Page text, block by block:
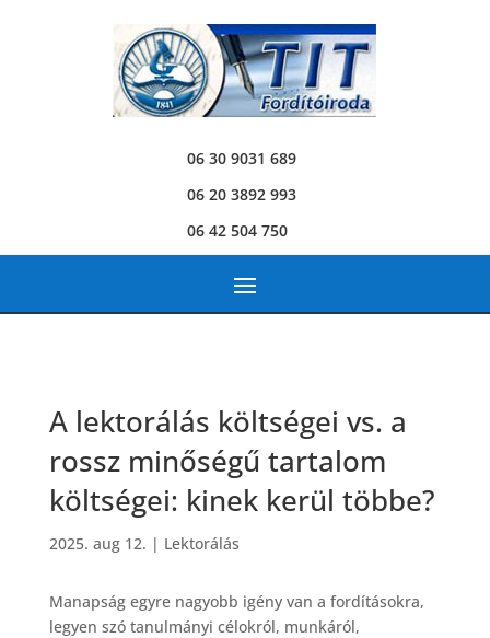
06 30 9031 689
06 20 3892 993
06 42 504 750
A lektorálás költségei vs. a
rossz minőségű tartalom
költségei: kinek kerül többe?
2025. aug 12. | Lektorálás
Manapság egyre nagyobb igény van a fordításokra,
legyen szó tanulmányi célokról, munkáról,